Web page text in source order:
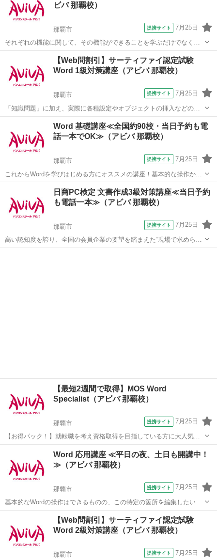
ビバ 那覇校）
那覇市 提携サイト 7月25日
それぞれの機能に関して、その機能ができることを学ぶだけでなく、
実際に業務に活かす方法を実例をもって学ぶことができる講座です。
に作成し、Wordの機能をさ...
ワード
【Web問割引】サーティファイ認定試験
Word 1級対策講座（アビバ 那覇校）
那覇市 提携サイト 7月25日
「知識問題」に加え、実際に各種設定やオブジェクトの挿入などの機
能を駆使した文書を作成する「実技問題」を解くことで、実践的な能
力を証明できる資格制度の、1級対策講座です。
ワード
Word 基礎講座≪全国約90校・当日予約も電
話一本でOK≫（アビバ 那覇校）
那覇市 提携サイト 7月25日
これからWordを学びはじめる方にオススメの講座！基本的な操作から
ビジネス文書作成、印刷方法の設定など文書作成ソフトであるWordの
醍醐味を学ぶ事ができる講座です。 ■学習内容■ 基本操作・文章の入
力・ページ構成・基本的...
那覇市 ワード
日商PC検定 文書作成3級対策講座≪当日予約
も電話一本≫（アビバ 那覇校）
那覇市 提携サイト 7月25日
高い認知度を誇り、全国の会員企業の要望を踏まえた“現場で求められ
ているスキル”、つまり実務を強く想定したスキルが身につく「日商PC
【最短2週間で取得】MOS Word
Specialist（アビバ 那覇校）
那覇市 提携サイト 7月25日
【お得パック！】就転職を考え資格取得を目指している方に大人気の
MOS Wordを短期集中で目指す検定対策の講座です。新規お問い合わ
せ頂いた方限定でリーズナブルな受講料で学べる人気講座です！
ワード
Word 応用講座 ≪平日の夜、土日も開講中！
≫（アビバ 那覇校）
那覇市 提携サイト 7月25日
基本的なWordの操作はできるものの、この特定の箇所を編集したい
等、より見栄え良く、効率良く文書作成する方法を学ぶ講座です。長
く使うソフトだからこそ、効率良い編集方法はとても重要です。 ■学
習内容■ ページ/書式設定(応...
ワード
【Web問割引】サーティファイ認定試験
Word 2級対策講座（アビバ 那覇校）
那覇市 提携サイト 7月25日